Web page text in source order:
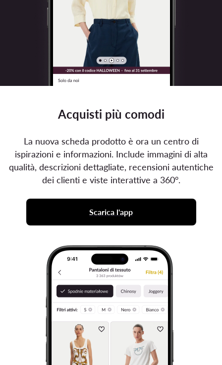
Acquisti più comodi
La nuova scheda prodotto è ora un centro di
ispirazioni e informazioni. Include immagini di alta
qualità, descrizioni dettagliate, recensioni autentiche
dei clienti e viste interattive a 360°.
Scarica l'app